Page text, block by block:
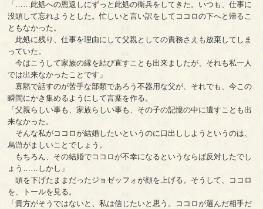
「……此処への恩返しにずっと此処の衛兵をしてきた。いつも、仕事に
没頭して忘れようとした。忙しいと言い訳をしてココロの下へと帰るこ
ともなかった。
此処に残り、仕事を理由にして父親としての責務さえも放棄してしま
っていた。
今はこうして家族の縁を結び直すことも出来ましたが、それも私一人
では出来なかったことです」
寡黙で話すのが苦手な部類であろう不器用な父が、それでも、今この
瞬間にかき集めるようにして言葉を作る。
「父親らしい事も、家族らしい事も、その子の記憶の中に遺すことも出
来なかった。
そんな私がココロが結婚したいというのに口出ししようというのは、
烏滸がましいことでしょう。
もちろん、その結婚でココロが不幸になるというならば反対したでし
ょう……しかし」
頭を下げたままだったジョゼッフォが顔を上げる。そうして、ココロ
を、トールを見る。
「貴方がそうではないと、私は信じたいと思う。ココロが選んだ相手だ